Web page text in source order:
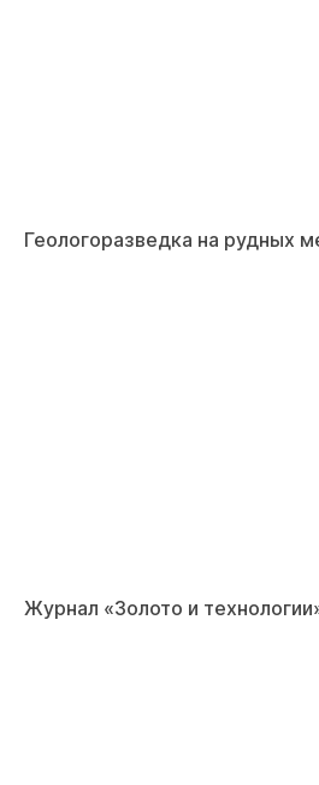
Геологоразведка на рудных
Журнал «Золото и